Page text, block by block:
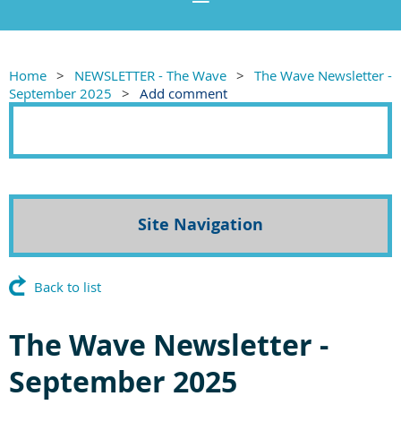
Home NEWSLETTER - The Wave
The Wave Newsletter -
September 2025
Add comment
Site Navigation
Back to list
The Wave Newsletter -
September 2025